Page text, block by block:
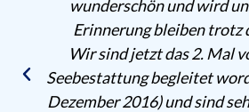
und wird uns in schöner
bleiben trotz der Trauer.
jetzt das 2. Mal von Ihnen zur
begleitet worden (mein Vater
2016) und sind sehr froh, dass wir